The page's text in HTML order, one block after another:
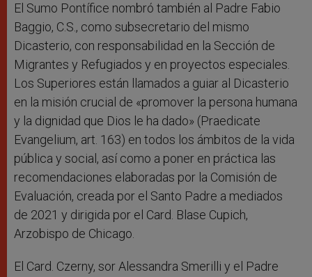
El Sumo Pontífice nombró también al Padre Fabio
Baggio, C.S., como subsecretario del mismo
Dicasterio, con responsabilidad en la Sección de
Migrantes y Refugiados y en proyectos especiales.
Los Superiores están llamados a guiar al Dicasterio
en la misión crucial de «promover la persona humana
y la dignidad que Dios le ha dado» (Praedicate
Evangelium, art. 163) en todos los ámbitos de la vida
pública y social, así como a poner en práctica las
recomendaciones elaboradas por la Comisión de
Evaluación, creada por el Santo Padre a mediados
de 2021 y dirigida por el Card. Blase Cupich,
Arzobispo de Chicago.
El Card. Czerny, sor Alessandra Smerilli y el Padre